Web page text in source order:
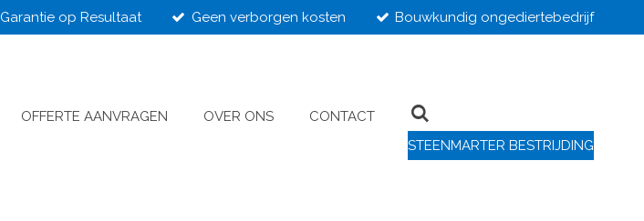
Garantie op Resultaat Geen verborgen kosten Bouwkundig ongediertebedrijf
OFFERTE AANVRAGEN OVER ONS
CONTACT
STEENMARTER BESTRIJDING